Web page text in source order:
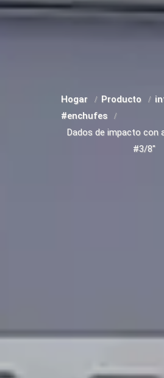
Hogar Producto
#enchufes
Dados de impacto con
#3/8"